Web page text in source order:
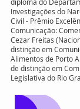
Cultura (Nacional) –
Televisiva –
diploma do
Investigações do
Civil - Prêmio
Comunicação:
Cezar Freitas
distinção em
Alimentos de Porto
de distinção em
Legislativa do Rio